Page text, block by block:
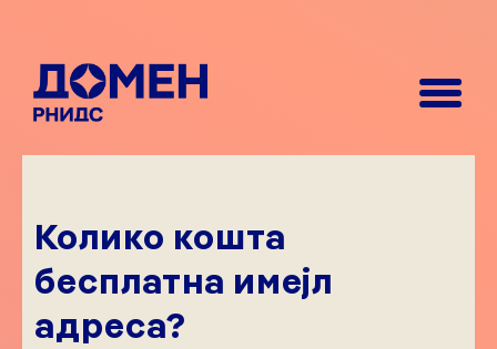
Колико кошта
бесплатна имејл
адреса?